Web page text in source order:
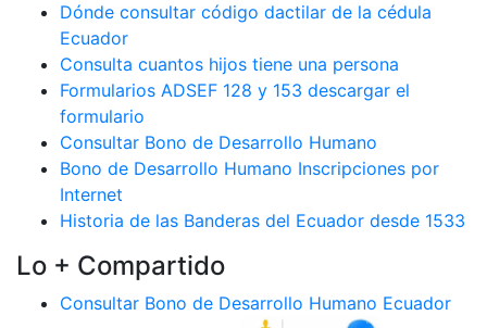
Dónde consultar código dactilar de la cédula
Ecuador
Consulta cuantos hijos tiene una persona
Formularios ADSEF 128 y 153 descargar el
formulario
Consultar Bono de Desarrollo Humano
Bono de Desarrollo Humano Inscripciones por
Internet
Historia de las Banderas del Ecuador desde 1533
Lo + Compartido
Consultar Bono de Desarrollo Humano Ecuador